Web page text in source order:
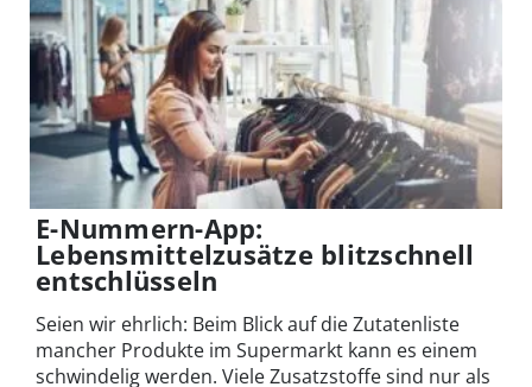
E-Nummern-App:
Lebensmittelzusätze blitzschnell
entschlüsseln
Seien wir ehrlich: Beim Blick auf die Zutatenliste
mancher Produkte im Supermarkt kann es einem
schwindelig werden. Viele Zusatzstoffe sind nur als